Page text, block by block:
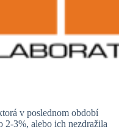
v poslednom období
2-3%, alebo ich nezdražila